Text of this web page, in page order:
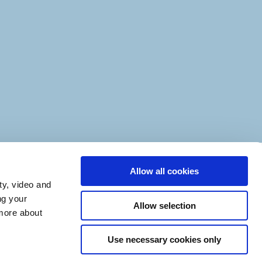
video and
your
about
Allow all cookies
Allow selection
Use necessary cookies only
inkluderende
læringsmiljøer (VIL)
LinkedIn
Instagram